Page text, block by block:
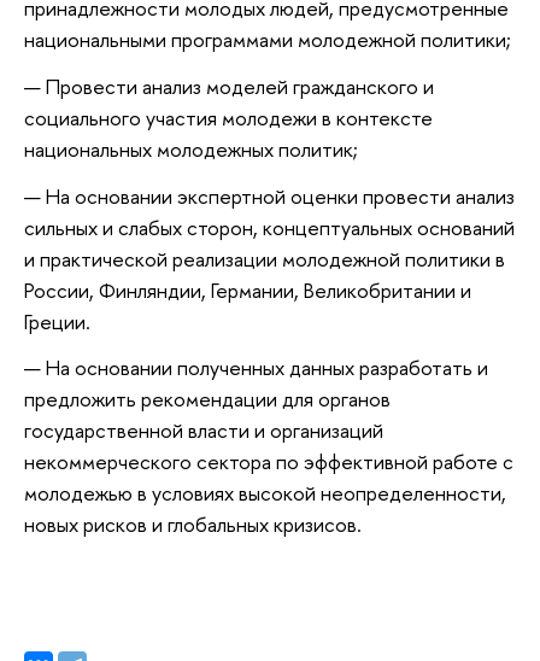
принадлежности молодых людей, предусмотренные
национальными программами молодежной политики;
Провести анализ моделей гражданского и
социального участия молодежи в контексте
национальных молодежных политик;
На основании экспертной оценки провести анализ
сильных и слабых сторон, концептуальных оснований
и практической реализации молодежной политики в
России, Финляндии, Германии, Великобритании и
Греции.
На основании полученных данных разработать и
предложить рекомендации для органов
государственной власти и организаций
некоммерческого сектора по эффективной работе с
молодежью в условиях высокой неопределенности,
новых рисков и глобальных кризисов.